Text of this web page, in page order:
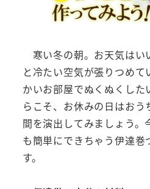
寒い冬の朝。お天気はい
と冷たい空気が張りつめて
かいお部屋でぬくぬくし
らこそ、お休みの日はお
間を演出してみましょう。
も簡単にできちゃう伊達巻
す。